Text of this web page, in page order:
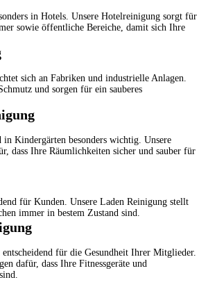
in Hotels. Unsere Hotelreinigung sorgt für
sowie öffentliche Bereiche, damit sich Ihre
sich an Fabriken und industrielle Anlagen.
und sorgen für ein sauberes
in Kindergärten besonders wichtig. Unsere
dass Ihre Räumlichkeiten sicher und sauber für
für Kunden. Unsere Laden Reinigung stellt
immer in bestem Zustand sind.
für die Gesundheit Ihrer Mitglieder.
dafür, dass Ihre Fitnessgeräte und